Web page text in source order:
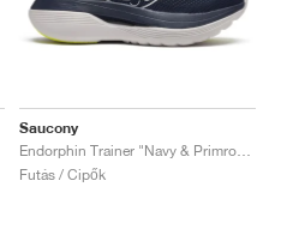
Saucony
Futás / Cipők